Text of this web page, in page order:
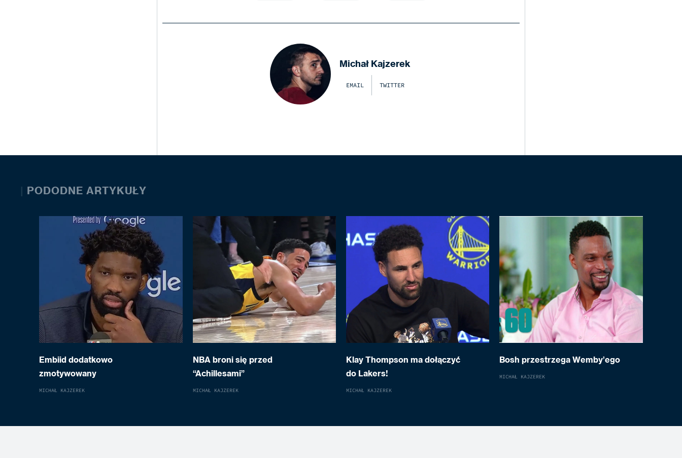
Michał Kajzerek
EMAIL TWITTER
| PODODNE ARTYKUŁY
Embiid dodatkowo
zmotywowany
MICHAŁ KAJZEREK
NBA broni się przed
“Achillesami”
MICHAŁ KAJZEREK
Klay Thompson ma dołączyć
do Lakers!
MICHAŁ KAJZEREK
Bosh przestrzega Wemby’ego
MICHAŁ KAJZEREK